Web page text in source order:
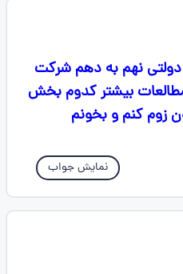
دولتی نهم به دهم شرکت
بیشتر کدوم بخش
زوم کنم و بخونم
نمایش جواب